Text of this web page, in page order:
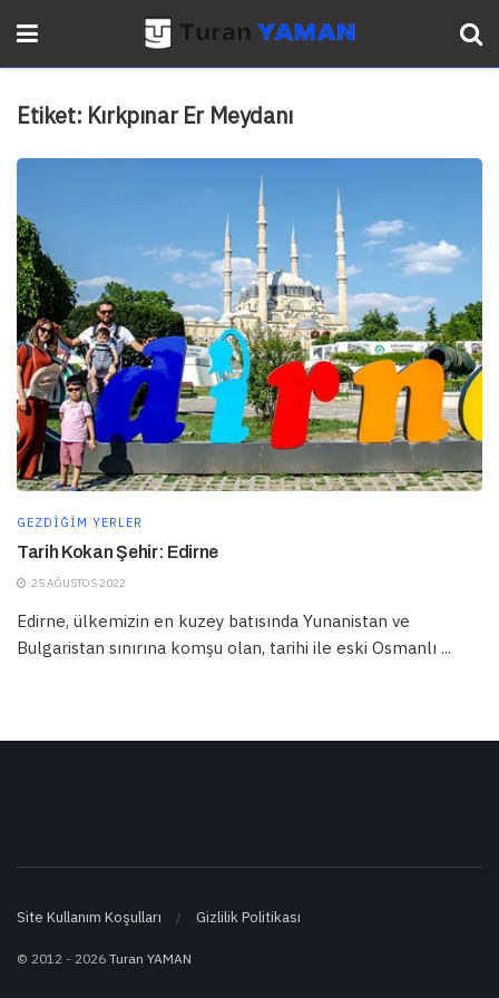
Etiket: Kırkpınar Er Meydanı
GEZDIĞIM YERLER
Tarih Kokan Şehir: Edirne
25 AĞUSTOS 2022
Edirne, ülkemizin en kuzey batısında Yunanistan ve
Bulgaristan sınırına komşu olan, tarihi ile eski Osmanlı ...
Site Kullanım Koşulları Gizlilik Politikası
© 2012 - 2026 Turan YAMAN